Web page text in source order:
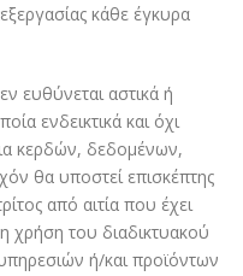
κάθε έγκυρα
ευθύνεται αστικά ή
ενδεικτικά και όχι
κερδών, δεδομένων,
θα υποστεί επισκέπτης
από αιτία που έχει
χρήση του διαδικτυακού
ή/και προϊόντων